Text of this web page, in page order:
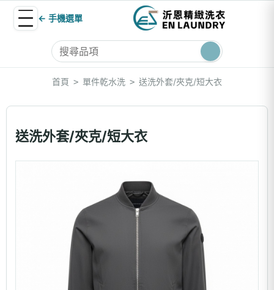
← 手機選單
首頁 > 單件乾水洗 > 送洗外套/夾克/短大衣
送洗外套/夾克/短大衣